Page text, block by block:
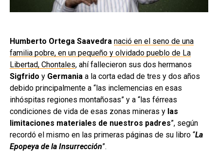
Humberto Ortega Saavedra nació en el seno de una
familia pobre, en un pequeño y olvidado pueblo de La
Libertad, Chontales, ahí fallecieron sus dos hermanos
Sigfrido y Germania a la corta edad de tres y dos años
debido principalmente a “las inclemencias en esas
inhóspitas regiones montañosas” y a “las férreas
condiciones de vida de esas zonas mineras y las
limitaciones materiales de nuestros padres”, según
recordó el mismo en las primeras páginas de su libro “La
Epopeya de la Insurrección”.